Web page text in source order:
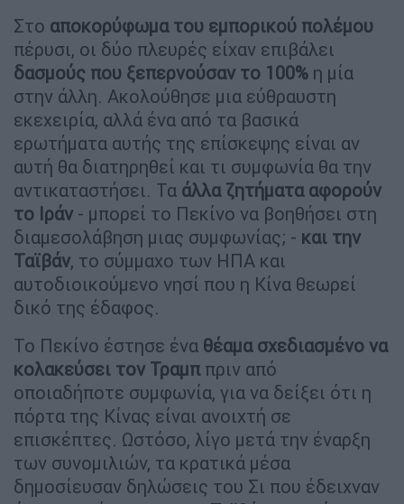
Στο αποκορύφωμα του εμπορικού πολέμου
πέρυσι, οι δύο πλευρές είχαν επιβάλει
δασμούς που ξεπερνούσαν το 100% η μία
στην άλλη. Ακολούθησε μια εύθραυστη
εκεχειρία, αλλά ένα από τα βασικά
ερωτήματα αυτής της επίσκεψης είναι αν
αυτή θα διατηρηθεί και τι συμφωνία θα την
αντικαταστήσει. Τα άλλα ζητήματα αφορούν
το Ιράν - μπορεί το Πεκίνο να βοηθήσει στη
διαμεσολάβηση μιας συμφωνίας; - και την
Ταϊβάν, το σύμμαχο των ΗΠΑ και
αυτοδιοικούμενο νησί που η Κίνα θεωρεί
δικό της έδαφος.
Το Πεκίνο έστησε ένα θέαμα σχεδιασμένο να
κολακεύσει τον Τραμππριν από
οποιαδήποτε συμφωνία, για να δείξει ότι η
πόρτα της Κίνας είναι ανοιχτή σε
επισκέπτες. Ωστόσο, λίγο μετά την έναρξη
των συνομιλιών, τα κρατικά μέσα
δημοσίευσαν δηλώσεις του Σι που έδειχναν